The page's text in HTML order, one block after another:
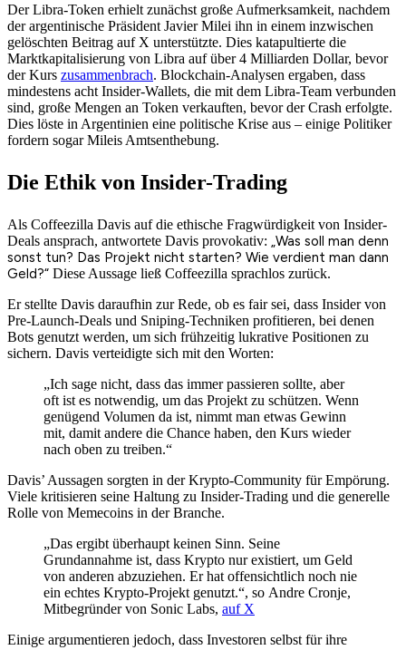
Der Libra-Token erhielt zunächst große Aufmerksamkeit, nachdem
der argentinische Präsident Javier Milei ihn in einem inzwischen
gelöschten Beitrag auf X unterstützte. Dies katapultierte die
Marktkapitalisierung von Libra auf über 4 Milliarden Dollar, bevor
der Kurs zusammenbrach. Blockchain-Analysen ergaben, dass
mindestens acht Insider-Wallets, die mit dem Libra-Team verbunden
sind, große Mengen an Token verkauften, bevor der Crash erfolgte.
Dies löste in Argentinien eine politische Krise aus – einige Politiker
fordern sogar Mileis Amtsenthebung.
Die Ethik von Insider-Trading
Als Coffeezilla Davis auf die ethische Fragwürdigkeit von Insider-
Deals ansprach, antwortete Davis provokativ: „Was soll man denn
sonst tun? Das Projekt nicht starten? Wie verdient man dann
Geld?“ Diese Aussage ließ Coffeezilla sprachlos zurück.
Er stellte Davis daraufhin zur Rede, ob es fair sei, dass Insider von
Pre-Launch-Deals und Sniping-Techniken profitieren, bei denen
Bots genutzt werden, um sich frühzeitig lukrative Positionen zu
sichern. Davis verteidigte sich mit den Worten:
„Ich sage nicht, dass das immer passieren sollte, aber
oft ist es notwendig, um das Projekt zu schützen. Wenn
genügend Volumen da ist, nimmt man etwas Gewinn
mit, damit andere die Chance haben, den Kurs wieder
nach oben zu treiben.“
Davis’ Aussagen sorgten in der Krypto-Community für Empörung.
Viele kritisieren seine Haltung zu Insider-Trading und die generelle
Rolle von Memecoins in der Branche.
„Das ergibt überhaupt keinen Sinn. Seine
Grundannahme ist, dass Krypto nur existiert, um Geld
von anderen abzuziehen. Er hat offensichtlich noch nie
ein echtes Krypto-Projekt genutzt.“, so Andre Cronje,
Mitbegründer von Sonic Labs, auf X
Einige argumentieren jedoch, dass Investoren selbst für ihre